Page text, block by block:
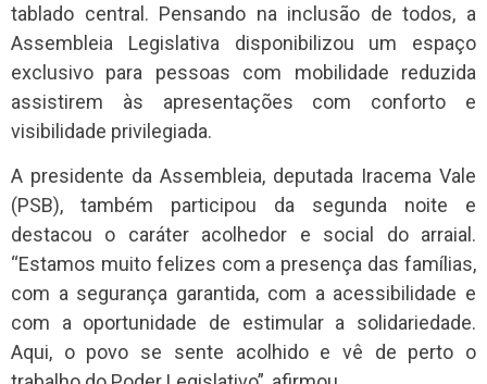
tablado central. Pensando na inclusão de todos, a
Assembleia Legislativa disponibilizou um espaço
exclusivo para pessoas com mobilidade reduzida
assistirem às apresentações com conforto e
visibilidade privilegiada.
A presidente da Assembleia, deputada Iracema Vale
(PSB), também participou da segunda noite e
destacou o caráter acolhedor e social do arraial.
“Estamos muito felizes com a presença das famílias,
com a segurança garantida, com a acessibilidade e
com a oportunidade de estimular a solidariedade.
Aqui, o povo se sente acolhido e vê de perto o